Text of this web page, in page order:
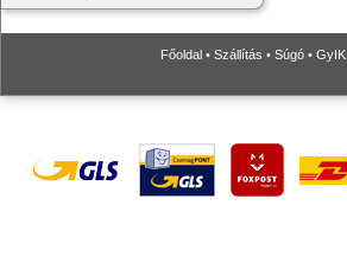
Főoldal • Szállítás • Súgó • GyIK